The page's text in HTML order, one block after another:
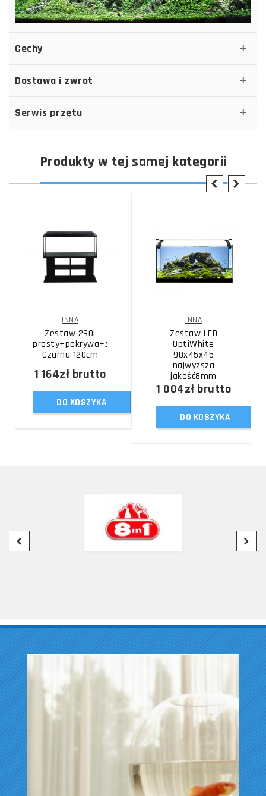
Cechy
Dostawa i zwrot
Serwis przętu
Produkty w tej samej kategorii
INNA
Zestaw 290l
prosty+pokrywa+szafka
Czarna 120cm
1 164złbrutto
DO KOSZYKA
INNA
Zestaw LED
OptiWhite
90x45x45
najwyższa
jakość8mm
1 004złbrutto
DO KOSZYKA